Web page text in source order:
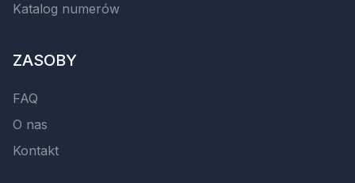
Katalog numerów
ZASOBY
FAQ
O nas
Kontakt